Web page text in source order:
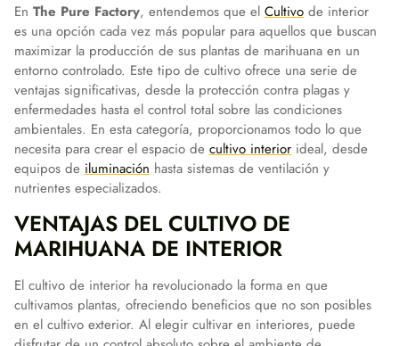
En The Pure Factory, entendemos que el Cultivo de interior
es una opción cada vez más popular para aquellos que buscan
maximizar la producción de sus plantas de marihuana en un
entorno controlado. Este tipo de cultivo ofrece una serie de
ventajas significativas, desde la protección contra plagas y
enfermedades hasta el control total sobre las condiciones
ambientales. En esta categoría, proporcionamos todo lo que
necesita para crear el espacio de cultivo interior ideal, desde
equipos de iluminación hasta sistemas de ventilación y
nutrientes especializados.
VENTAJAS DEL CULTIVO DE
MARIHUANA DE INTERIOR
El cultivo de interior ha revolucionado la forma en que
cultivamos plantas, ofreciendo beneficios que no son posibles
en el cultivo exterior. Al elegir cultivar en interiores, puede